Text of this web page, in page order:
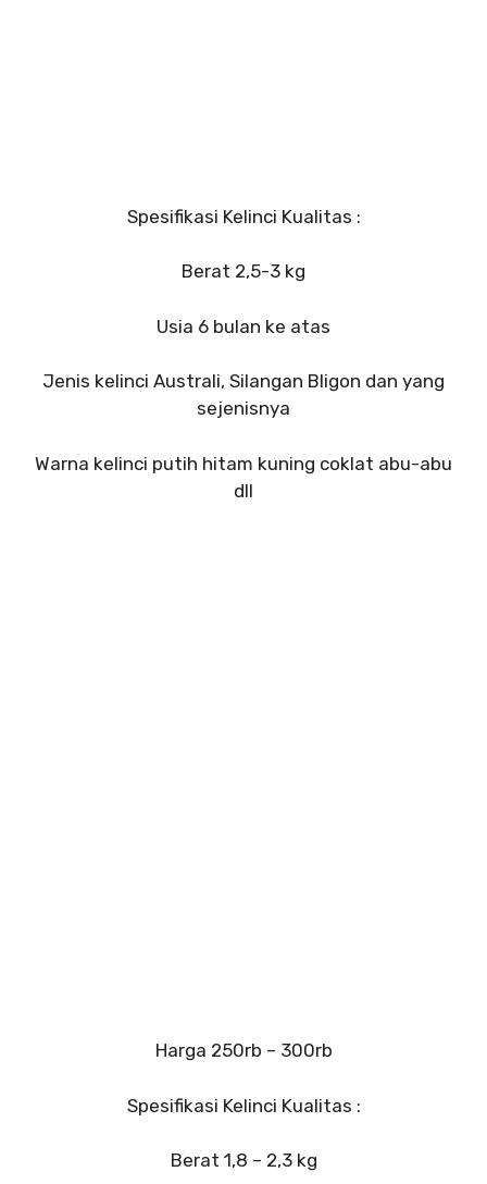
Spesifikasi Kelinci Kualitas :
Berat 2,5-3 kg
Usia 6 bulan ke atas
Jenis kelinci Australi, Silangan Bligon dan yang
sejenisnya
Warna kelinci putih hitam kuning coklat abu-abu
dll
Harga 250rb – 300rb
Spesifikasi Kelinci Kualitas :
Berat 1,8 – 2,3 kg